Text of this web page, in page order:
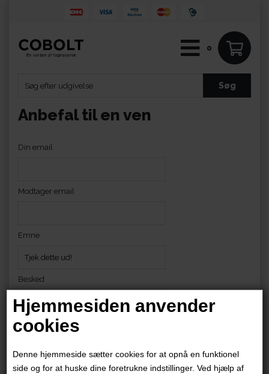
Hjemmesiden anvender
cookies
Denne hjemmeside sætter cookies for at opnå en funktionel
side og for at huske dine foretrukne indstillinger. Ved hjælp af
0
Anbefal til en ven
Din email
Modtager email
Emne
Besked